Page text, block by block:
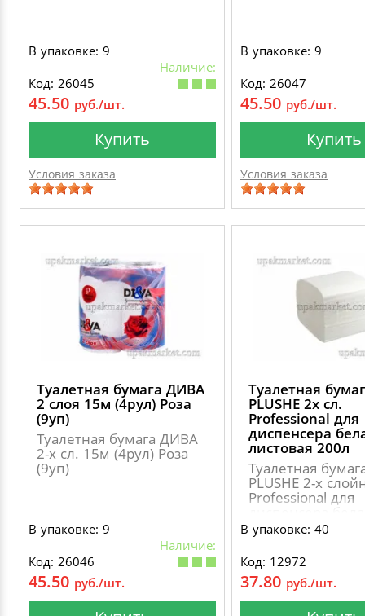
В упаковке: 9
Наличие:
Код: 26045
45.50 руб./шт.
Купить
Условия заказа
В упаковке: 9
Код: 26047
45.50 руб./шт.
Купить
Условия заказа
Туалетная бумага ДИВА
2 слоя 15м (4рул) Роза
(9уп)
Туалетная бумага ДИВА
2-х сл. 15м (4рул) Роза
(9уп)
В упаковке: 9
Наличие:
Код: 26046
45.50 руб./шт.
Туалетная
PLUSHE 2х сл.
Professional для
диспенсера
листовая 200л
Туалетная
PLUSHE 2-х
Professional для
В упаковке: 40
Код: 12972
37.80 руб./шт.